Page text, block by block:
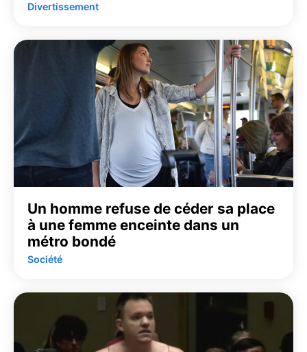
Divertissement
Un homme refuse de céder sa place
à une femme enceinte dans un
métro bondé
Société